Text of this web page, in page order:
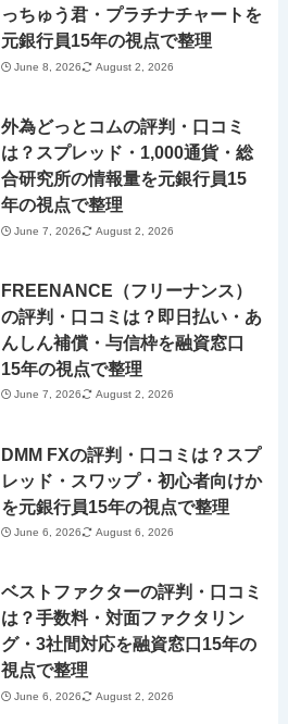
っちゅう君・プラチナチャートを
元銀行員15年の視点で整理
June 8, 2026 August 2, 2026
外為どっとコムの評判・口コミ
は？スプレッド・1,000通貨・総
合研究所の情報量を元銀行員15
年の視点で整理
June 7, 2026 August 2, 2026
FREENANCE（フリーナンス）
の評判・口コミは？即日払い・あ
んしん補償・与信枠を融資窓口
15年の視点で整理
June 7, 2026 August 2, 2026
DMM FXの評判・口コミは？スプ
レッド・スワップ・初心者向けか
を元銀行員15年の視点で整理
June 6, 2026 August 6, 2026
ベストファクターの評判・口コミ
は？手数料・対面ファクタリン
グ・3社間対応を融資窓口15年の
視点で整理
June 6, 2026 August 2, 2026